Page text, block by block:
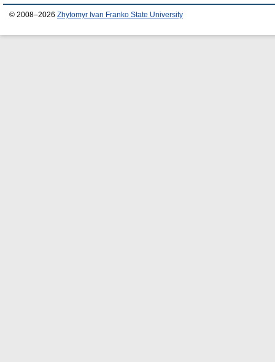
© 2008–2026 Zhytomyr Ivan Franko State University